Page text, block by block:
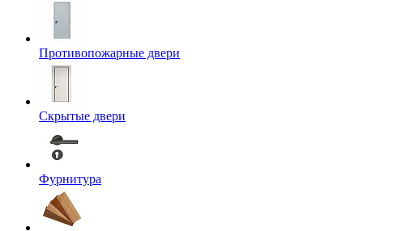
Противопожарные двери
Скрытые двери
Фурнитура